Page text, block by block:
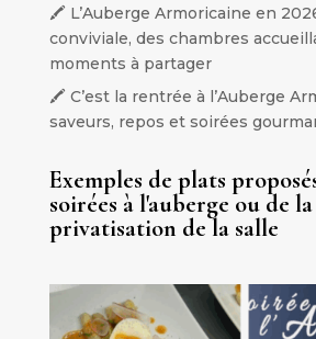
🖍️ L’Auberge Armoricaine en
conviviale, des chambres
moments à partager
🖍️ C’est la rentrée à l’Auberge
saveurs, repos et soirées
Exemples de plats
soirées à l'auberge ou de la
privatisation de la salle